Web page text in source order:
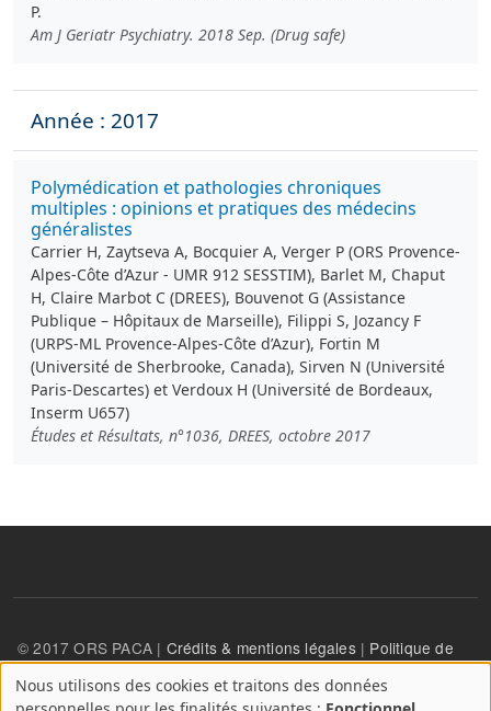
P.
Am J Geriatr Psychiatry. 2018 Sep. (Drug safe)
Année : 2017
Polymédication et pathologies chroniques
multiples : opinions et pratiques des médecins
généralistes
Carrier H, Zaytseva A, Bocquier A, Verger P (ORS Provence-
Alpes-Côte d’Azur - UMR 912 SESSTIM), Barlet M, Chaput
H, Claire Marbot C (DREES), Bouvenot G (Assistance
Publique – Hôpitaux de Marseille), Filippi S, Jozancy F
(URPS-ML Provence-Alpes-Côte d’Azur), Fortin M
(Université de Sherbrooke, Canada), Sirven N (Université
Paris-Descartes) et Verdoux H (Université de Bordeaux,
Inserm U657)
Études et Résultats, n°1036, DREES, octobre 2017
© 2017 ORS PACA | Crédits & mentions légales| Politique de
confidentialité
A
Nous utilisons des cookies et traitons des données